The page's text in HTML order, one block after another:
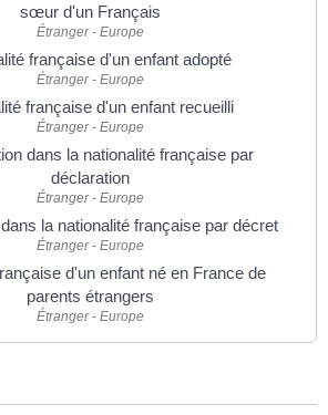
sœur d'un Français
Étranger - Europe
française d'un enfant adopté
Étranger - Europe
française d'un enfant recueilli
Étranger - Europe
dans la nationalité française par
déclaration
Étranger - Europe
la nationalité française par décret
Étranger - Europe
d'un enfant né en France de
parents étrangers
Étranger - Europe